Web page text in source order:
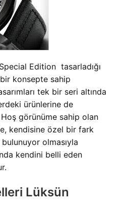
Edition tasarladığı
konsepte sahip
tek bir seri altında
ürünlerine de
Hoş görünüme sahip olan
kendisine özel bir fark
olmasıyla
kendini belli eden
Lüksün